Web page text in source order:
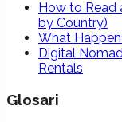
How to Read
by Country)
What
Digital
Rentals
Glosari